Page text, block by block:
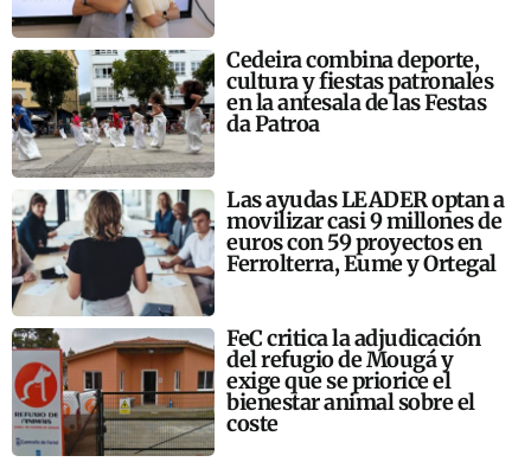
Cedeira combina deporte,
cultura y fiestas patronales
en la antesala de las Festas
da Patroa
Las ayudas LEADER optan a
movilizar casi 9 millones de
euros con 59 proyectos en
Ferrolterra, Eume y Ortegal
FeC critica la adjudicación
del refugio de Mougá y
exige que se priorice el
bienestar animal sobre el
coste